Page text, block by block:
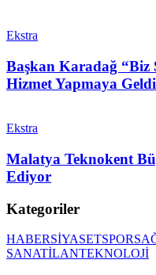
Ekstra
Başkan Karadağ “Biz
Hizmet Yapmaya
Ekstra
Malatya Teknokent
Ediyor
Kategoriler
HABERSİYASETSPOR
SANATİLANTEKNOLOJİ